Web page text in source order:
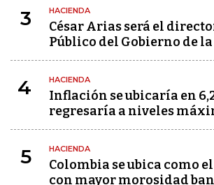
3 HACIENDA
César Arias será el
Público del Gobierno de
4 HACIENDA
Inflación se ubicaría en
regresaría a niveles
5 HACIENDA
Colombia se ubica como
con mayor morosidad